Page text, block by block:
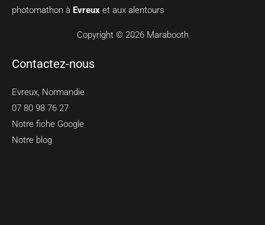
photomathon à Evreux et aux alentours
Copyright © 2026 Marabooth
Contactez-nous
Evreux, Normandie
07 80 98 76 27
Notre fiche Google
Notre blog